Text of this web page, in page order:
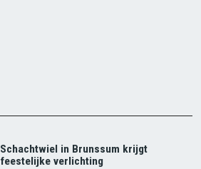
Schachtwiel in Brunssum krijgt
feestelijke verlichting